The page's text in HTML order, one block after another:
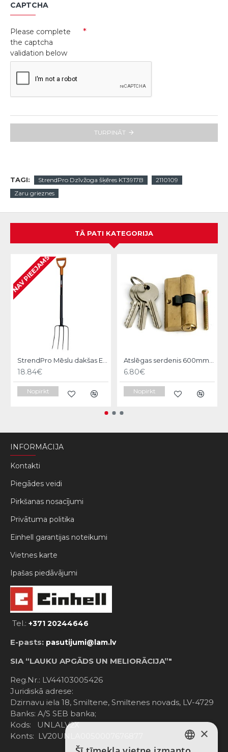
CAPTCHA
Please complete
the captcha
validation below
TURPINĀT
TAGI: StrendPro Dzīvžoga šķēres KT3917B
2110109
Zaru grieznes
TĀ PATI KATEGORIJA
NAV PIEEJAMS
StrendPro Mēslu dakšas ErgoLine1200
18.84€
Nopirkt
Atslēgas serdenis 600mm Strend pro
6.80€
Nopirkt
INFORMĀCIJA
Kontakti
Piegādes veidi
Pirkšanas nosacījumi
Privātuma politika
Einhell garantijas noteikumi
Vietnes karte
Ipašas piedāvājumi
Tel.: +371 20244646
E-pasts: pasutijumi@lam.lv
SIA “LAUKU APGĀDS UN MELIORĀCIJA”"
Reg.Nr.: LV44103005426
Juridiskā adrese:
Dzirnavu iela 18, Smiltene, Smiltenes novads, LV-4729
Banks: A/S SEB banka;
Kods: UNLALV2X
Konts: LV20UNLA0050007676877
×